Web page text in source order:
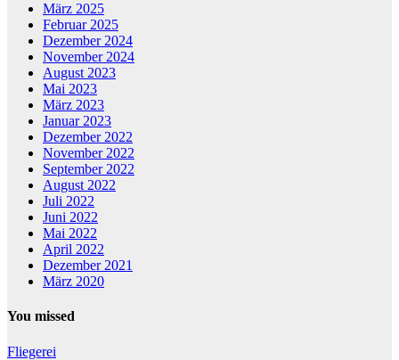
März 2025
Februar 2025
Dezember 2024
November 2024
August 2023
Mai 2023
März 2023
Januar 2023
Dezember 2022
November 2022
September 2022
August 2022
Juli 2022
Juni 2022
Mai 2022
April 2022
Dezember 2021
März 2020
You missed
Fliegerei